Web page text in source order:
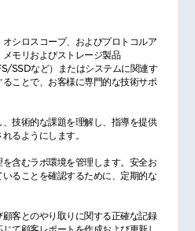
シロスコープ、およびプロトコルア
モリおよびストレージ製品
SSDなど）またはシステムに関連す
ことで、お客様に専門的な技術サポ
技術的な課題を理解し、指導を提供
るようにします。
含むラボ環境を管理します。安全お
ることを確認するために、定期的な
客とのやり取りに関する正確な記録
て顧客レポートを作成および更新し